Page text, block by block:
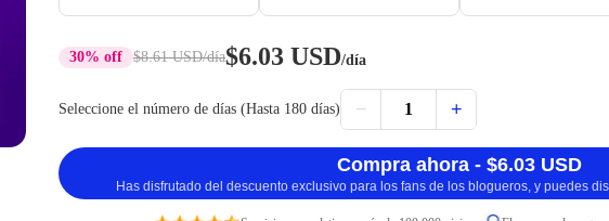
30% off $8.61 USD/día$6.03 USD/día
Seleccione el número de días (Hasta 180 días) − 1 +
Compra ahora - $6.03 USD
Has disfrutado del descuento exclusivo para los fans de los blogueros, y puedes